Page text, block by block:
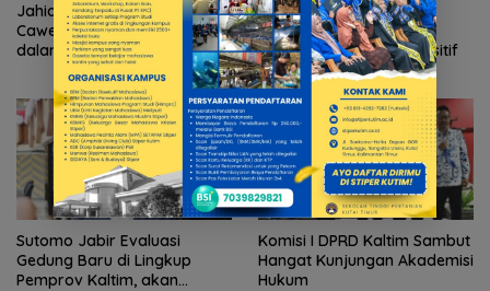
Jahidin Minta ASN Jangan
Cawe-cawe, Jaga Netralitas
dalam Pemilu 2024
Tingkatkan Kinerja ASN
Melalui Kenaikan Gaji:
Salehuddin: Langkah Positif
Sutomo Jabir Evaluasi
Gedung Baru di Lingkup
Pemprov Kaltim, akan
Komisi I DPRD Kaltim Sambut
Hangat Kunjungan Akademisi
Hukum